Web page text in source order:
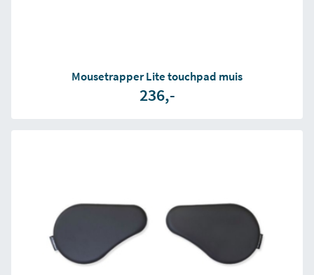
Mousetrapper Lite touchpad muis
236,-